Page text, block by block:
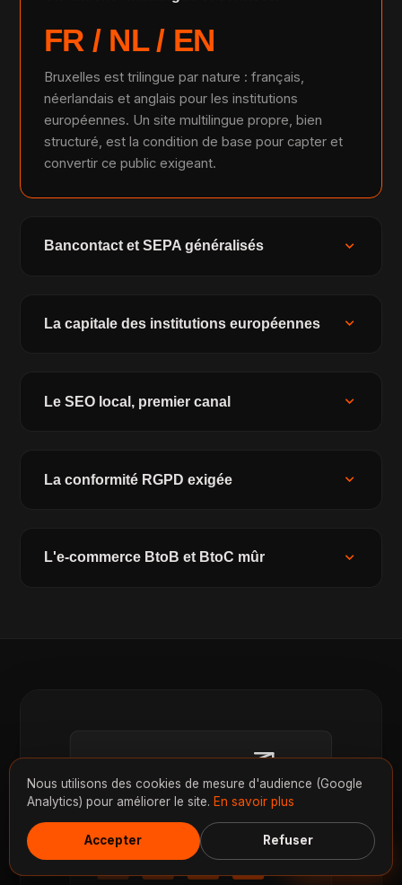
FR / NL / EN
Bruxelles est trilingue par nature : français,
néerlandais et anglais pour les institutions
européennes. Un site multilingue propre, bien
structuré, est la condition de base pour capter et
convertir ce public exigeant.
Bancontact et SEPA généralisés expand_more
La capitale des institutions européennes expand_more
Le SEO local, premier canal expand_more
La conformité RGPD exigée expand_more
L'e-commerce BtoB et BtoC mûr expand_more
Nous utilisons des cookies de mesure d'audience (Google
Analytics) pour améliorer le site. En savoir plus
Accepter Refuser
Discuter